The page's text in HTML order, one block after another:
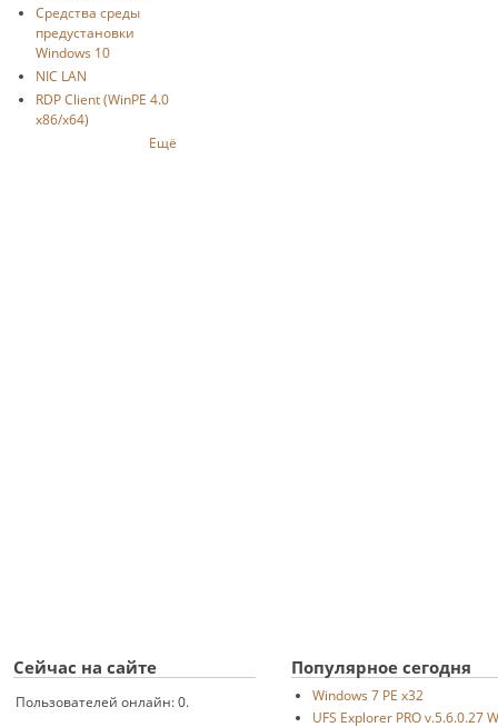
Средства среды
предустановки
Windows 10
NIC LAN
RDP Client (WinPE 4.0
x86/x64)
Ещё
Сейчас на сайте
Пользователей онлайн: 0.
Популярное сегодня
Windows 7 PE x32
UFS Explorer PRO v.5.6.0.27